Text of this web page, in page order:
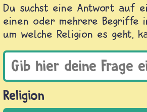
Du suchst eine Antwort auf
einen oder mehrere Begriffe
um welche Religion es geht,
Religion